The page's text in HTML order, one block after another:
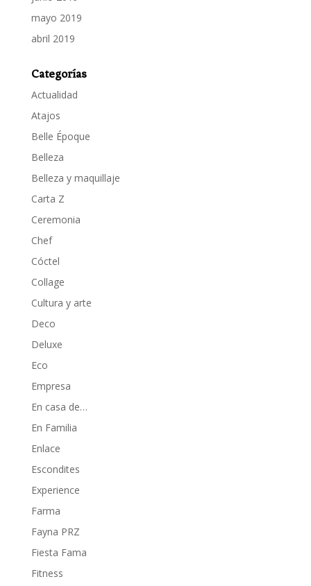
mayo 2019
abril 2019
Categorías
Actualidad
Atajos
Belle Époque
Belleza
Belleza y maquillaje
Carta Z
Ceremonia
Chef
Cóctel
Collage
Cultura y arte
Deco
Deluxe
Eco
Empresa
En casa de…
En Familia
Enlace
Escondites
Experience
Farma
Fayna PRZ
Fiesta Fama
Fitness